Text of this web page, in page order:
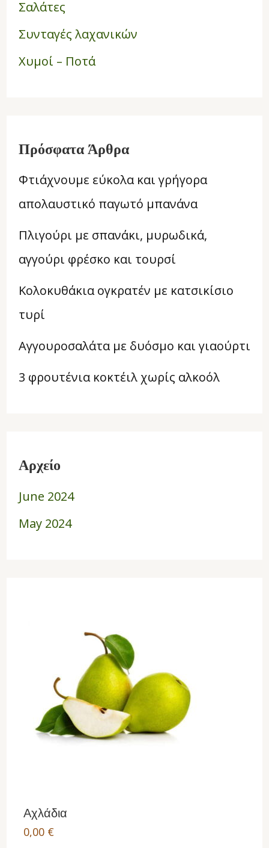
Σαλάτες
Συνταγές λαχανικών
Χυμοί – Ποτά
Πρόσφατα Άρθρα
Φτιάχνουμε εύκολα και γρήγορα
απολαυστικό παγωτό μπανάνα
Πλιγούρι με σπανάκι, μυρωδικά,
αγγούρι φρέσκο και τουρσί
Κολοκυθάκια ογκρατέν με κατσικίσιο
τυρί
Αγγουροσαλάτα με δυόσμο και γιαούρτι
3 φρουτένια κοκτέιλ χωρίς αλκοόλ
Αρχείο
June 2024
May 2024
Αχλάδια
0,00 €